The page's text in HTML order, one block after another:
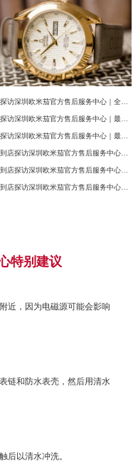
特别建议
近，因为电磁源可能会影响
链和防水表壳，然后用清水
后以清水冲洗。